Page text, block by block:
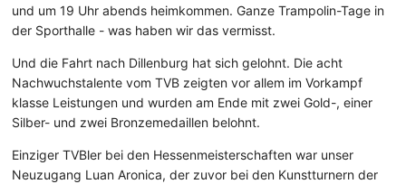
und um 19 Uhr abends heimkommen. Ganze Trampolin-Tage in
der Sporthalle - was haben wir das vermisst.
Und die Fahrt nach Dillenburg hat sich gelohnt. Die acht
Nachwuchstalente vom TVB zeigten vor allem im Vorkampf
klasse Leistungen und wurden am Ende mit zwei Gold-, einer
Silber- und zwei Bronzemedaillen belohnt.
Einziger TVBler bei den Hessenmeisterschaften war unser
Neuzugang Luan Aronica, der zuvor bei den Kunstturnern der